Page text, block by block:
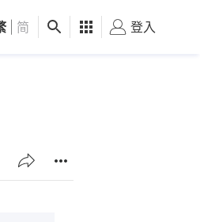
點 健康 好食玩飛
简 登入